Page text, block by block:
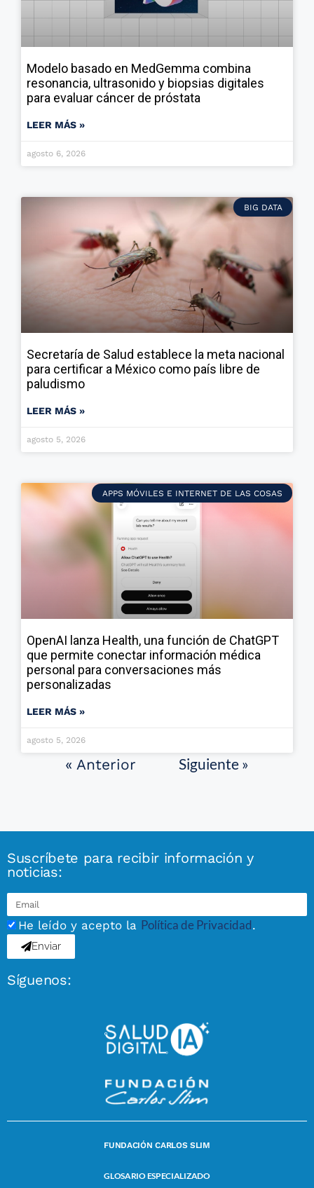
Modelo basado en MedGemma combina
resonancia, ultrasonido y biopsias digitales
para evaluar cáncer de próstata
LEER MÁS »
agosto 6, 2026
BIG DATA
Secretaría de Salud establece la meta nacional
para certificar a México como país libre de
paludismo
LEER MÁS »
agosto 5, 2026
APPS MÓVILES E INTERNET DE LAS COSAS
OpenAI lanza Health, una función de ChatGPT
que permite conectar información médica
personal para conversaciones más
personalizadas
LEER MÁS »
agosto 5, 2026
« Anterior Siguiente »
Suscríbete para recibir información y
noticias:
He leído y acepto la Política de Privacidad.
Enviar
Síguenos:
FUNDACIÓN CARLOS SLIM
GLOSARIO ESPECIALIZADO